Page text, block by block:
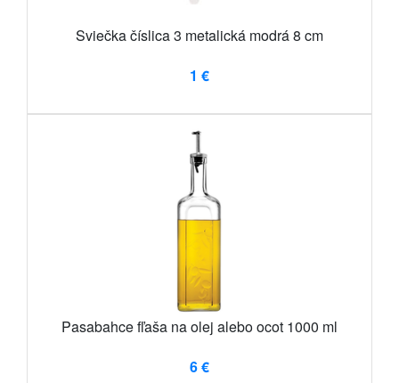
Sviečka číslica 3 metalická modrá 8 cm
1 €
Pasabahce fľaša na olej alebo ocot 1000 ml
6 €